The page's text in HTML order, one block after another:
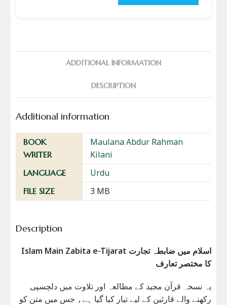
ADDITIONAL INFORMATION
DESCRIPTION
Additional information
BOOK
WRITER
Maulana Abdur Rahman
Kilani
LANGUAGE Urdu
FILE SIZE 3 MB
Description
Islam Main Zabita e-Tijarat اسلام میں ضابطہ تجارت
کا مختصر تعارف
یہ نسخہ قرآن مجید کے مطالعہ اور تلاوت میں دلچسپی
رکھنے والے قارئین کے لیے تیار کیا گیا ہے، جس میں متن کو